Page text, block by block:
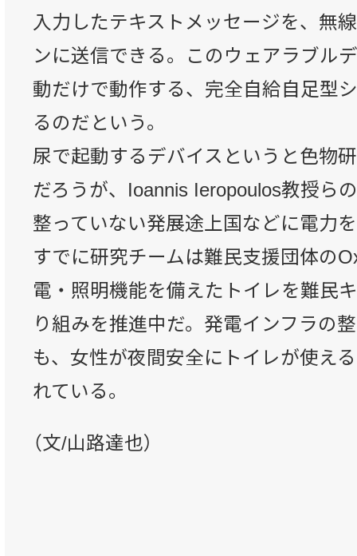
入力したテキストメッセージを、無
ンに送信できる。このウェアラブル
動だけで動作する、完全自給自足型
るのだという。
尿で起動するデバイスというと色物
だろうが、Ioannis Ieropoulos教授ら
整っていない発展途上国などに電力
すでに研究チームは難民支援団体の
電・照明機能を備えたトイレを難民
り組みを推進中だ。発電インフラの
も、女性が夜間安全にトイレが使え
れている。
（文/山路達也）